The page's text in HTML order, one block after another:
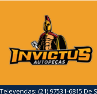
Televendas: (21) 97531-6815